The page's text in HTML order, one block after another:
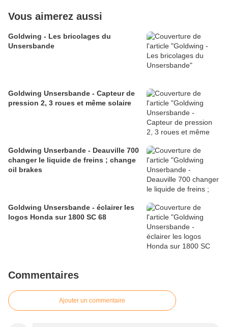
Vous aimerez aussi
Goldwing - Les bricolages du
Unsersbande
Goldwing Unsersbande - Capteur de
pression 2, 3 roues et même solaire
Goldwing Unserbande - Deauville 700
changer le liquide de freins ; change
oil brakes
Goldwing Unsersbande - éclairer les
logos Honda sur 1800 SC 68
Commentaires
Ajouter un commentaire